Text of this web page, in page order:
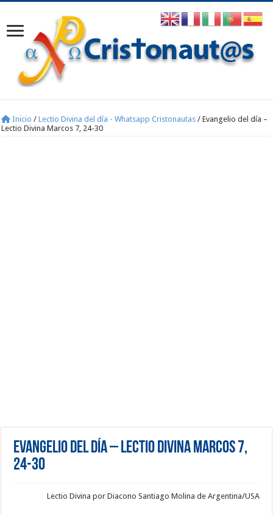
Inicio / Lectio Divina del día - Whatsapp Cristonautas / Evangelio del día –
Lectio Divina Marcos 7, 24-30
Evangelio del día – Lectio Divina Marcos 7,
24-30
Lectio Divina por Diacono Santiago Molina de Argentina/USA